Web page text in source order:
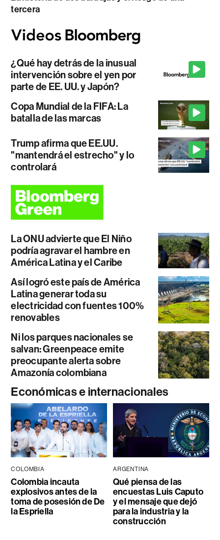
tercera
¿Qué hay detrás de la inusual
intervención sobre el yen por
parte de EE. UU. y Japón?
Copa Mundial de la FIFA: La
batalla de las marcas
Trump afirma que EE.UU.
"mantendrá el estrecho" y lo
controlará
La ONU advierte que El Niño
podría agravar el hambre en
América Latina y el Caribe
Así logró este país de América
Latina generar toda su
electricidad con fuentes 100%
renovables
Ni los parques nacionales se
salvan: Greenpeace emite
preocupante alerta sobre
Amazonía colombiana
Económicas e internacionales
COLOMBIA
Colombia incauta
explosivos antes de la
toma de posesión de De
la Espriella
ARGENTINA
Qué piensa de las
encuestas Luis Caputo
y el mensaje que dejó
para la industria y la
construcción